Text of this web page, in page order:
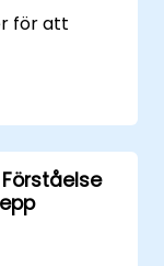
för att
anpassade
miljö.
externa